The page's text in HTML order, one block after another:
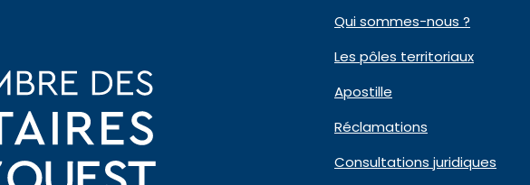
Quisommes-nous ?
Les pôles territoriaux
Apostille
Réclamations
Consultations juridiques